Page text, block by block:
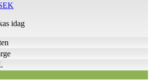
till
idag